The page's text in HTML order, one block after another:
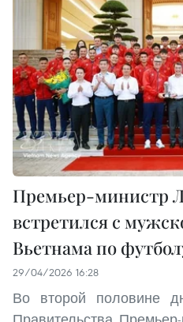
Премьер-министр
встретился с
Вьетнама по
29/04/2026 16:28
Во второй половине